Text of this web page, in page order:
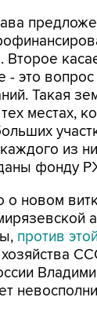
- это
Такая
местах,
из
фонду
новом
против
хозяйства